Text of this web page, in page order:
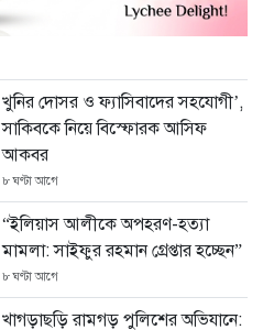
খুনির দোসর ও ফ্যাসিবাদের সহযোগী’,
সাকিবকে নিয়ে বিস্ফোরক আসিফ
আকবর
৮ ঘণ্টা আগে
“ইলিয়াস আলীকে অপহরণ-হত্যা
মামলা: সাইফুর রহমান গ্রেপ্তার হচ্ছেন”
৮ ঘণ্টা আগে
খাগড়াছড়ি রামগড় পুলিশের অভিযানে: